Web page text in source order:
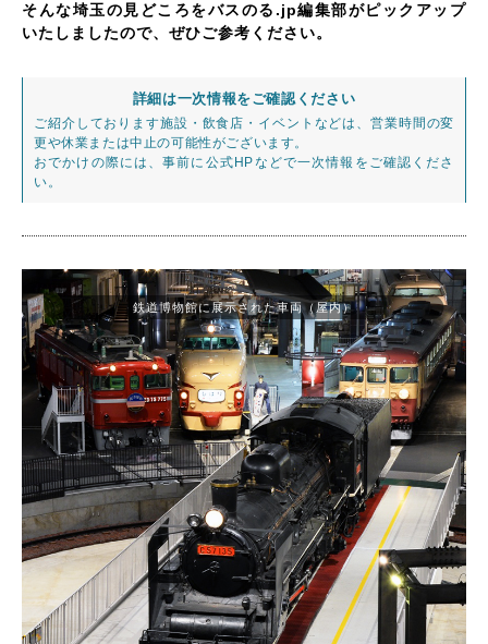
そんな埼玉の見どころをバスのる.jp編集部がピックアップ
いたしましたので、ぜひご参考ください。
詳細は一次情報をご確認ください
ご紹介しております施設・飲食店・イベントなどは、営業時間の変
更や休業または中止の可能性がございます。
おでかけの際には、事前に公式HPなどで一次情報をご確認くださ
い。
鉄道博物館に展示された車両（屋内）